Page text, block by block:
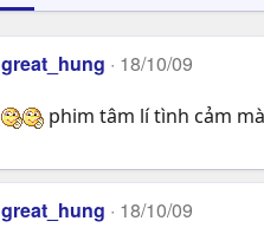
great_hung 18/10/09
phim tâm lí tình cảm
great_hung 18/10/09